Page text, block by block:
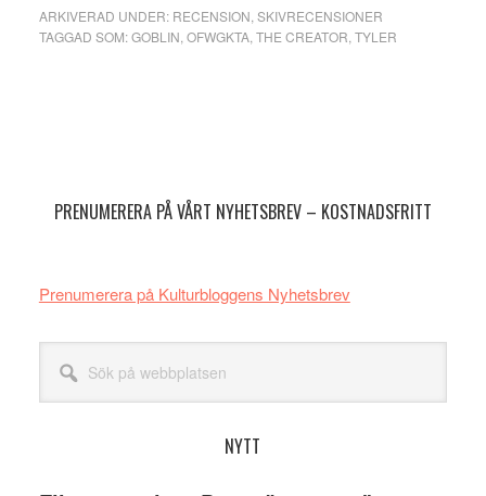
ARKIVERAD UNDER: RECENSION SKIVRECENSIONER
TAGGAD SOM:GOBLIN OFWGKTA, THE CREATOR TYLER
PRENUMERERA PÅ VÅRT NYHETSBREV – KOSTNADSFRITT
Prenumerera på Kulturbloggens Nyhetsbrev
webbplatsen
NYTT